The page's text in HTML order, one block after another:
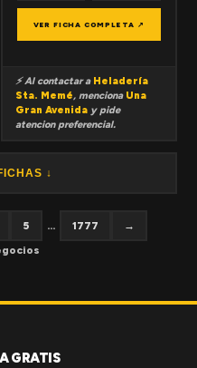
VER FICHA COMPLETA ↗
⚡ Al contactar a Heladería
Sta. Memé, menciona Una
Gran Avenida y pide
atencion preferencial.
↓
5 ... 1777
→
GRATIS